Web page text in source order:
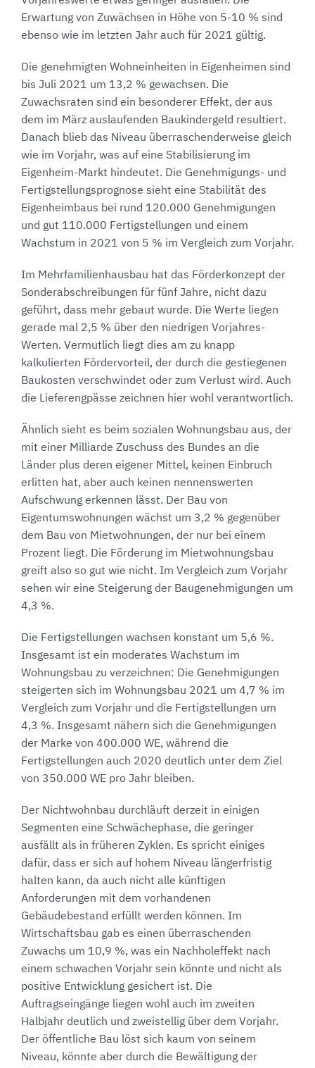
Erwartung von Zuwächsen in Höhe von 5-10 % sind
ebenso wie im letzten Jahr auch für 2021 gültig.
Die genehmigten Wohneinheiten in Eigenheimen sind
bis Juli 2021 um 13,2 % gewachsen. Die
Zuwachsraten sind ein besonderer Effekt, der aus
dem im März auslaufenden Baukindergeld resultiert.
Danach blieb das Niveau überraschenderweise gleich
wie im Vorjahr, was auf eine Stabilisierung im
Eigenheim-Markt hindeutet. Die Genehmigungs- und
Fertigstellungsprognose sieht eine Stabilität des
Eigenheimbaus bei rund 120.000 Genehmigungen
und gut 110.000 Fertigstellungen und einem
Wachstum in 2021 von 5 % im Vergleich zum Vorjahr.
Im Mehrfamilienhausbau hat das Förderkonzept der
Sonderabschreibungen für fünf Jahre, nicht dazu
geführt, dass mehr gebaut wurde. Die Werte liegen
gerade mal 2,5 % über den niedrigen Vorjahres-
Werten. Vermutlich liegt dies am zu knapp
kalkulierten Fördervorteil, der durch die gestiegenen
Baukosten verschwindet oder zum Verlust wird. Auch
die Lieferengpässe zeichnen hier wohl verantwortlich.
Ähnlich sieht es beim sozialen Wohnungsbau aus, der
mit einer Milliarde Zuschuss des Bundes an die
Länder plus deren eigener Mittel, keinen Einbruch
erlitten hat, aber auch keinen nennenswerten
Aufschwung erkennen lässt. Der Bau von
Eigentumswohnungen wächst um 3,2 % gegenüber
dem Bau von Mietwohnungen, der nur bei einem
Prozent liegt. Die Förderung im Mietwohnungsbau
greift also so gut wie nicht. Im Vergleich zum Vorjahr
sehen wir eine Steigerung der Baugenehmigungen um
4,3 %.
Die Fertigstellungen wachsen konstant um 5,6 %.
Insgesamt ist ein moderates Wachstum im
Wohnungsbau zu verzeichnen: Die Genehmigungen
steigerten sich im Wohnungsbau 2021 um 4,7 % im
Vergleich zum Vorjahr und die Fertigstellungen um
4,3 %. Insgesamt nähern sich die Genehmigungen
der Marke von 400.000 WE, während die
Fertigstellungen auch 2020 deutlich unter dem Ziel
von 350.000 WE pro Jahr bleiben.
Der Nichtwohnbau durchläuft derzeit in einigen
Segmenten eine Schwächephase, die geringer
ausfällt als in früheren Zyklen. Es spricht einiges
dafür, dass er sich auf hohem Niveau längerfristig
halten kann, da auch nicht alle künftigen
Anforderungen mit dem vorhandenen
Gebäudebestand erfüllt werden können. Im
Wirtschaftsbau gab es einen überraschenden
Zuwachs um 10,9 %, was ein Nachholeffekt nach
einem schwachen Vorjahr sein könnte und nicht als
positive Entwicklung gesichert ist. Die
Auftragseingänge liegen wohl auch im zweiten
Halbjahr deutlich und zweistellig über dem Vorjahr.
Der öffentliche Bau löst sich kaum von seinem
Niveau, könnte aber durch die Bewältigung der